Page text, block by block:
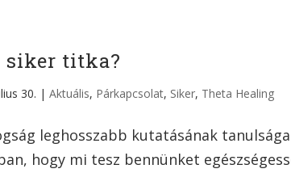
siker titka?
30. |Aktuális, Párkapcsolat, Siker, Theta Healing
leghosszabb kutatásának
hogy mi tesz bennünket